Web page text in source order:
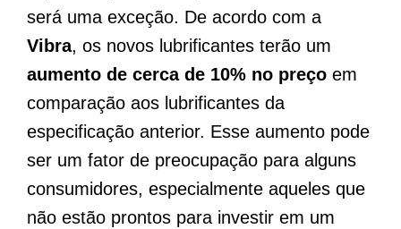
será uma exceção. De acordo com a
Vibra, os novos lubrificantes terão um
aumento de cerca de 10% no preço em
comparação aos lubrificantes da
especificação anterior. Esse aumento pode
ser um fator de preocupação para alguns
consumidores, especialmente aqueles que
não estão prontos para investir em um